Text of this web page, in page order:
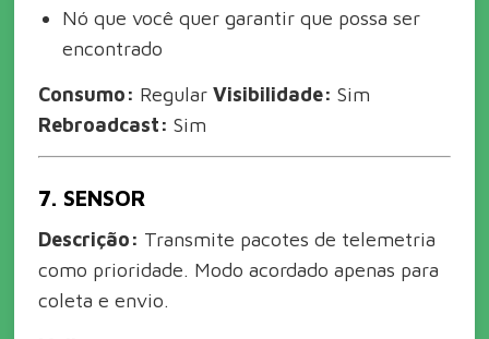
Nó que você quer garantir que possa ser
encontrado
Consumo: RegularVisibilidade: Sim
Rebroadcast: Sim
7. SENSOR
Descrição: Transmite pacotes de telemetria
como prioridade. Modo acordado apenas para
coleta e envio.